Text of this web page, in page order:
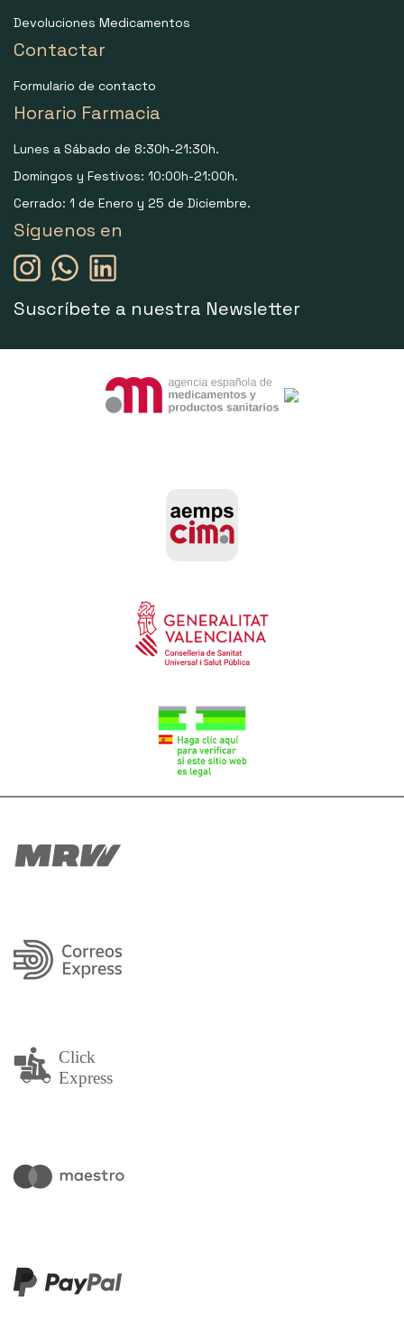
Devoluciones Medicamentos
Contactar
Formulario de contacto
Horario Farmacia
Lunes a Sábado de 8:30h-21:30h.
Domingos y Festivos: 10:00h-21:00h.
Cerrado: 1 de Enero y 25 de Diciembre.
Síguenos en
Suscríbete a nuestra Newsletter